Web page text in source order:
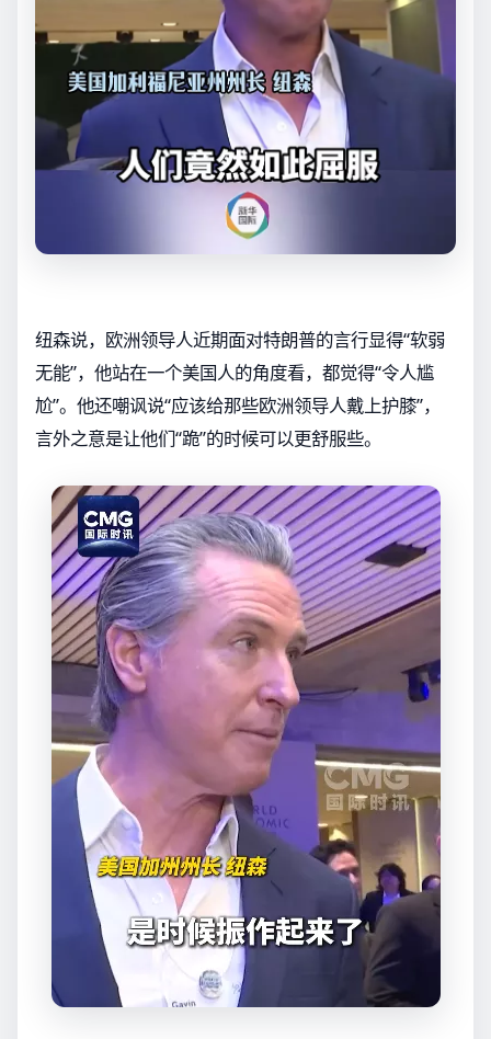
纽森说，欧洲领导人近期面对特朗普的言行显得“软弱
无能”，他站在一个美国人的角度看，都觉得“令人尴
尬”。他还嘲讽说“应该给那些欧洲领导人戴上护膝”，
言外之意是让他们“跪”的时候可以更舒服些。